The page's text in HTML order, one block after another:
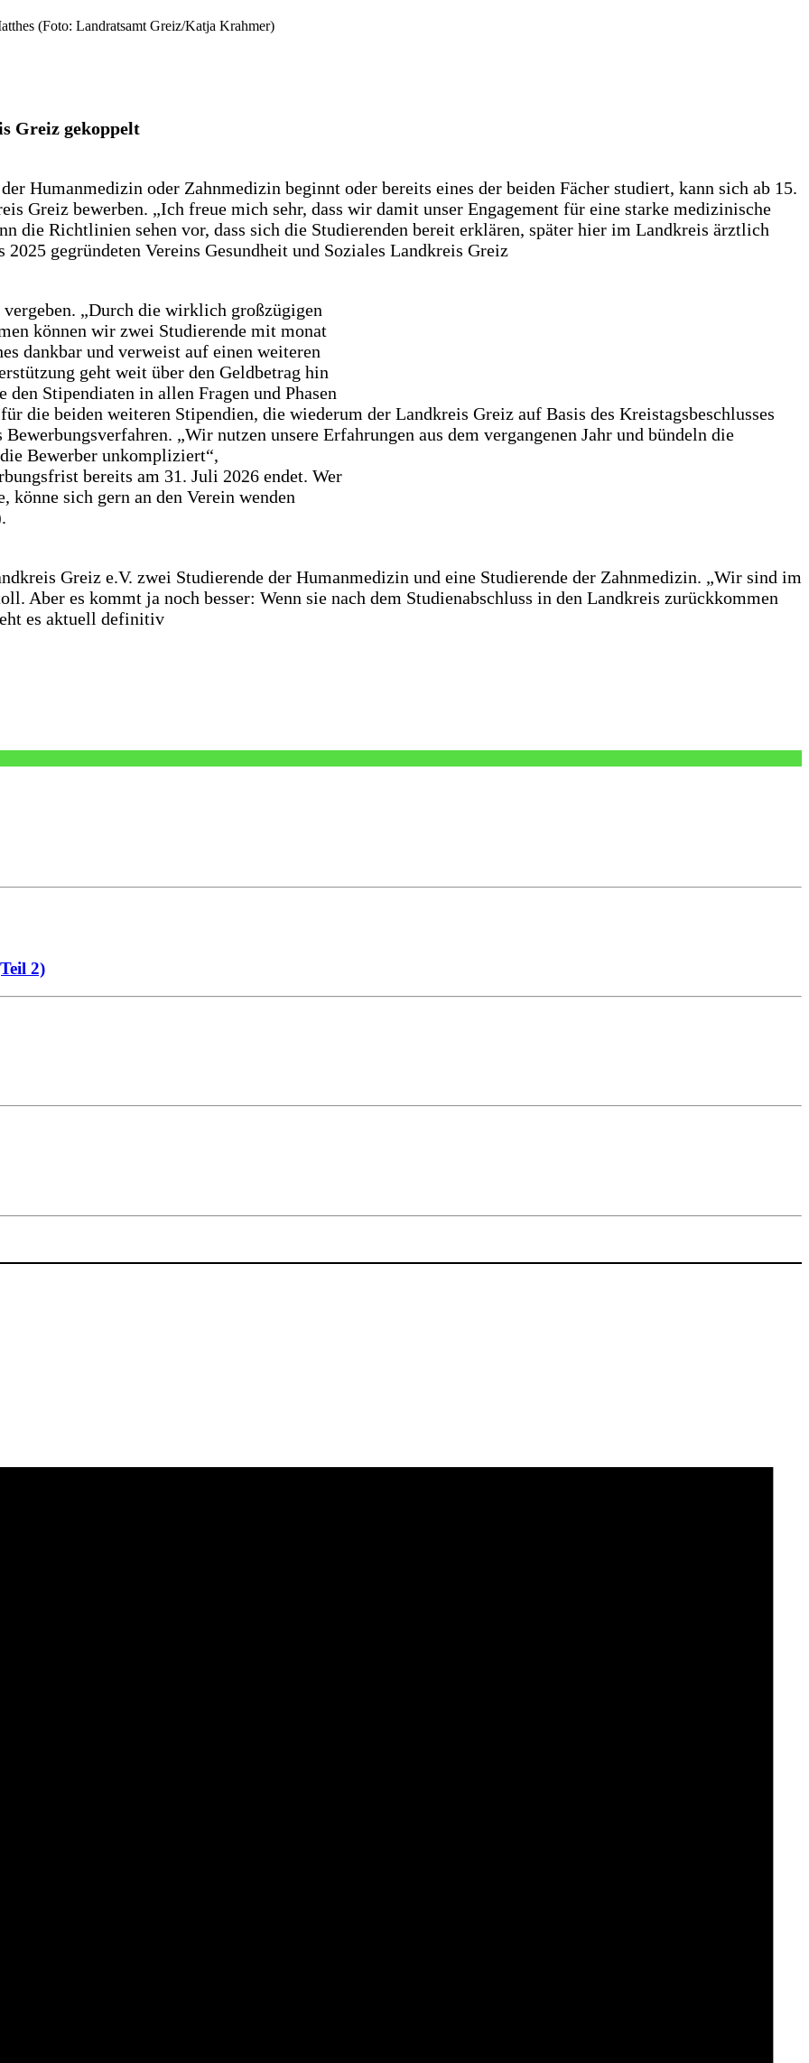
(Foto: Landratsamt Greiz/Katja Krahmer)
Greiz gekoppelt
Humanmedizin oder Zahnmedizin beginnt oder bereits eines der beiden Fächer studiert, kann sich ab 15.
Greiz bewerben. „Ich freue mich sehr, dass wir damit unser Engagement für eine starke medizinische
die Richtlinien sehen vor, dass sich die Studierenden bereit erklären, später hier im Landkreis ärztlich
gegründeten Vereins Gesundheit und Soziales Landkreis Greiz
„Durch die wirklich großzügigen
können wir zwei Studierende mit monat
dankbar und verweist auf einen weiteren
geht weit über den Geldbetrag hin
Stipendiaten in allen Fragen und Phasen
die beiden weiteren Stipendien, die wiederum der Landkreis Greiz auf Basis des Kreistagsbeschlusses
„Wir nutzen unsere Erfahrungen aus dem vergangenen Jahr und bündeln die
Bewerber unkompliziert“,
bereits am 31. Juli 2026 endet. Wer
könne sich gern an den Verein wenden
Greiz e.V. zwei Studierende der Humanmedizin und eine Studierende der Zahnmedizin. „Wir sind im
Aber es kommt ja noch besser: Wenn sie nach dem Studienabschluss in den Landkreis zurückkommen
es aktuell definitiv
2)